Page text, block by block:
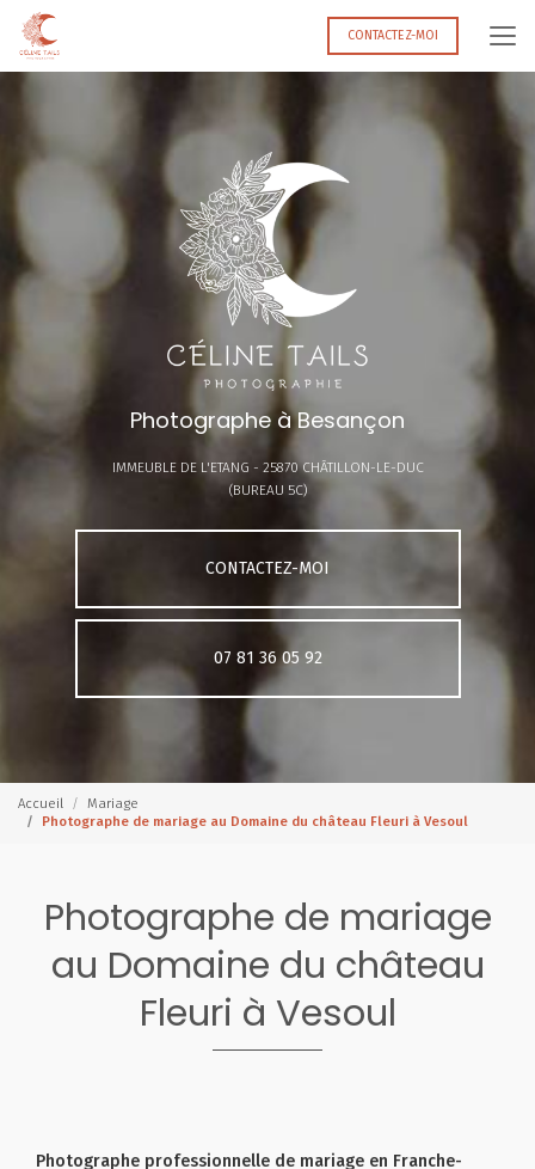
Aller
contenu
CONTACTEZ-MOI
Photographe à Besançon
IMMEUBLE DE L'ETANG - 25870 CHÂTILLON-LE-DUC
(BUREAU 5C)
CONTACTEZ-MOI
07 81 36 05 92
Accueil
Mariage
Photographe de mariage au Domaine du château Fleuri à Vesoul
Photographe de mariage
au Domaine du château
Fleuri à Vesoul
Photographe professionnelle de mariage en Franche-